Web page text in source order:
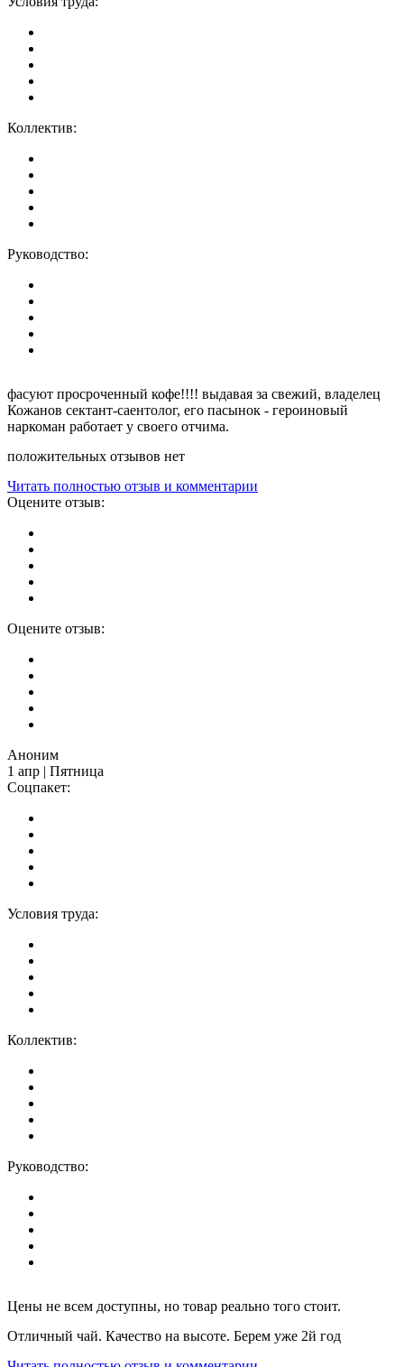
Коллектив:
Руководство:
фасуют просроченный кофе!!!! выдавая за свежий, владелец
Кожанов сектант-саентолог, его пасынок - героиновый
наркоман работает у своего отчима.
положительных отзывов нет
Читать полностью отзыв и комментарии
Оцените отзыв:
Оцените отзыв:
Аноним
1 апр | Пятница
Соцпакет:
Условия труда:
Коллектив:
Руководство:
Цены не всем доступны, но товар реально того стоит.
Отличный чай. Качество на высоте. Берем уже 2й год